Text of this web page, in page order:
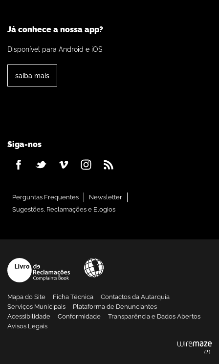
Já conhece a nossa app?
Disponível para Android e iOS
saiba mais
Siga-nos
Perguntas Frequentes
Newsletter
Sugestões, Reclamações e Elogios
Mapa do Site Ficha Técnica
Contactos da Autarquia
Serviços Municipais
Plataforma de Denunciantes
Acessibilidade
Conformidade
Transparência e Dados Abertos
Avisos Legais